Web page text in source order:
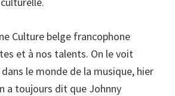
Culture belge francophone
et à nos talents. On le voit
le monde de la musique, hier
a toujours dit que Johnny